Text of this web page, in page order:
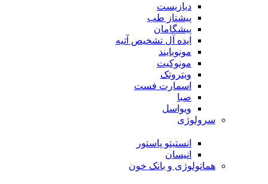
دیازیست
پیشتاز طب
پیشگامان
ایده آل تشخیص آتیه
مونوبایند
مونوکیت
ویتروتک
اسمارت فست
صبا
ویواسل
سرولوژی
انستیتو پاستور
انیسان
هماتولوژی و بانک خون